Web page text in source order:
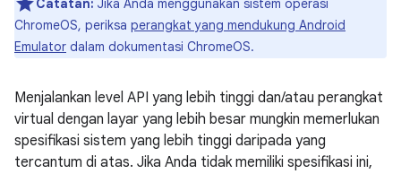
Catatan: Jika Anda menggunakan sistem operasi
ChromeOS, periksa perangkat yang mendukung Android
Emulator dalam dokumentasi ChromeOS.
Menjalankan level API yang lebih tinggi dan/atau perangkat
virtual dengan layar yang lebih besar mungkin memerlukan
spesifikasi sistem yang lebih tinggi daripada yang
tercantum di atas. Jika Anda tidak memiliki spesifikasi ini,